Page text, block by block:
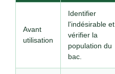
Avant
utilisation
Identifier
l'indésirable et
vérifier la
population du
bac.